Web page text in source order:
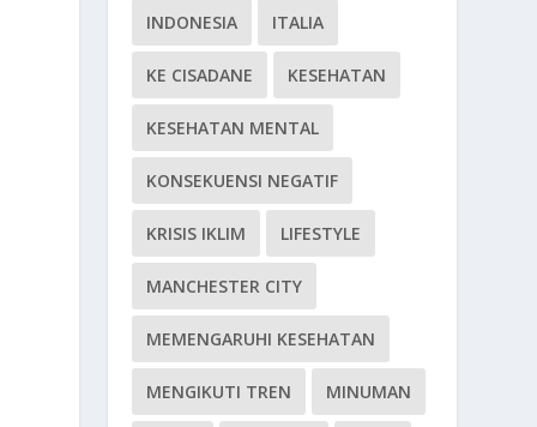
INDONESIA ITALIA
KE CISADANE KESEHATAN
KESEHATAN MENTAL
KONSEKUENSI NEGATIF
KRISIS IKLIM LIFESTYLE
MANCHESTER CITY
MEMENGARUHI KESEHATAN
MENGIKUTI TREN MINUMAN